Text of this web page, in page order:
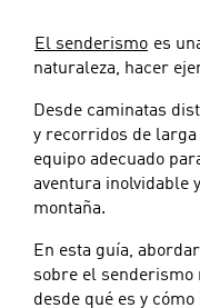
El senderismo es
naturaleza, hacer
Desde caminatas
y recorridos de larga
equipo adecuado
aventura inolvidable
montaña.
En esta guía,
sobre el senderismo
desde qué es y